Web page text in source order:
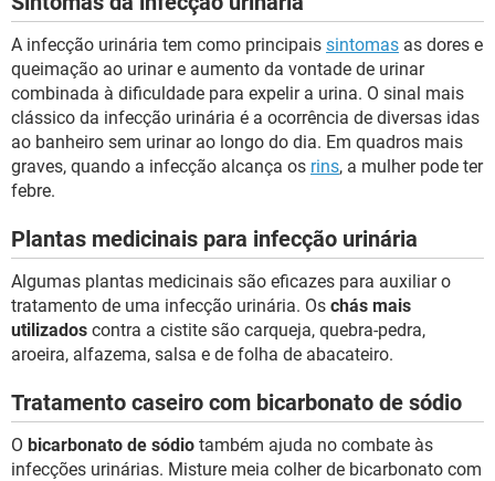
A infecção urinária tem como principais sintomas as dores e
queimação ao urinar e aumento da vontade de urinar
combinada à dificuldade para expelir a urina. O sinal mais
clássico da infecção urinária é a ocorrência de diversas idas
ao banheiro sem urinar ao longo do dia. Em quadros mais
graves, quando a infecção alcança os rins, a mulher pode ter
febre.
Plantas medicinais para infecção urinária
Algumas plantas medicinais são eficazes para auxiliar o
tratamento de uma infecção urinária. Os chás mais
utilizados contra a cistite são carqueja, quebra-pedra,
aroeira, alfazema, salsa e de folha de abacateiro.
Tratamento caseiro com bicarbonato de sódio
O bicarbonato de sódio também ajuda no combate às
infecções urinárias. Misture meia colher de bicarbonato com